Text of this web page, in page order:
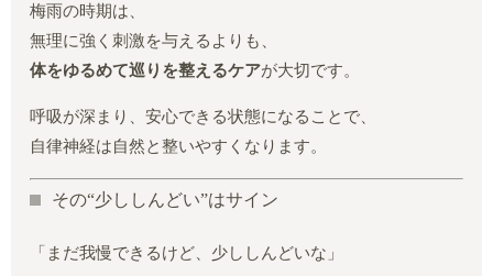
梅雨の時期は、
無理に強く刺激を与えるよりも、
体をゆるめて巡りを整えるケアが大切です。
呼吸が深まり、安心できる状態になることで、
自律神経は自然と整いやすくなります。
その“少ししんどい”はサイン
「まだ我慢できるけど、少ししんどいな」